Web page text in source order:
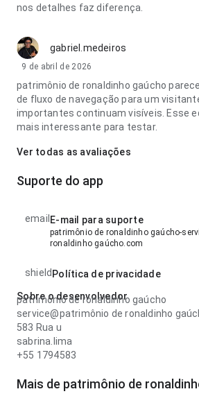
nos detalhes faz diferença.
gabriel.medeiros
9 de abril de 2026
patrimônio de ronaldinho gaúcho
de fluxo de navegação para um
importantes continuam visíveis. Esse
mais interessante para testar.
Ver todas as avaliações
Suporte do app
email E-mail para suporte
patrimônio de ronaldinho gaúcho-
ronaldinho gaúcho.com
shield Política de privacidade
Sobre o desenvolvedor
patrimônio de ronaldinho gaúcho
service@patrimônio de ronaldinho
583 Rua u
sabrina.lima
+55 1794583
Mais de patrimônio de